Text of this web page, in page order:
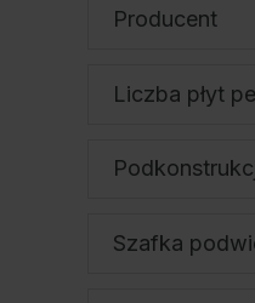
Nasi
Staż
Pliki
Producent
Liczba płyt
Szafka